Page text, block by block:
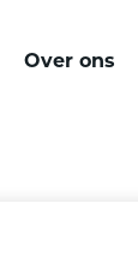
Over ons